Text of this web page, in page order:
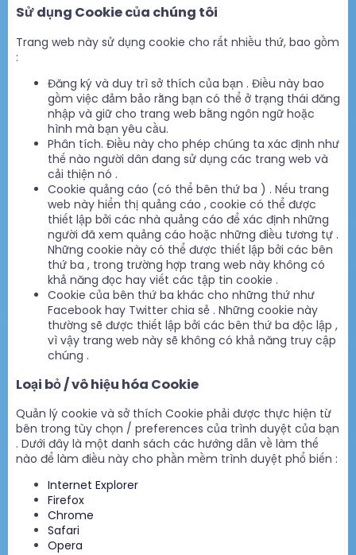
Sử dụng Cookie của chúng tôi
Trang web này sử dụng cookie cho rất nhiều thứ, bao gồm
:
Đăng ký và duy trì sở thích của bạn . Điều này bao
gồm việc đảm bảo rằng bạn có thể ở trạng thái đăng
nhập và giữ cho trang web bằng ngôn ngữ hoặc
hình mà bạn yêu cầu.
Phân tích. Điều này cho phép chúng ta xác định như
thế nào người dân đang sử dụng các trang web và
cải thiện nó .
Cookie quảng cáo (có thể bên thứ ba ) . Nếu trang
web này hiển thị quảng cáo , cookie có thể được
thiết lập bởi các nhà quảng cáo để xác định những
người đã xem quảng cáo hoặc những điều tương tự .
Những cookie này có thể được thiết lập bởi các bên
thứ ba , trong trường hợp trang web này không có
khả năng đọc hay viết các tập tin cookie .
Cookie của bên thứ ba khác cho những thứ như
Facebook hay Twitter chia sẻ . Những cookie này
thường sẽ được thiết lập bởi các bên thứ ba độc lập ,
vì vậy trang web này sẽ không có khả năng truy cập
chúng .
Loại bỏ / vô hiệu hóa Cookie
Quản lý cookie và sở thích Cookie phải được thực hiện từ
bên trong tùy chọn / preferences của trình duyệt của bạn
. Dưới đây là một danh sách các hướng dẫn về làm thế
nào để làm điều này cho phần mềm trình duyệt phổ biến :
Internet Explorer
Firefox
Chrome
Safari
Opera